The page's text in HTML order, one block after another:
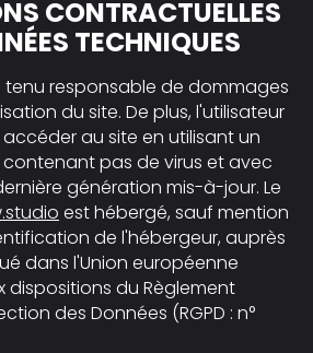
CONTRACTUELLES
TECHNIQUES
tenu responsable de dommages
du site. De plus, l'utilisateur
au site en utilisant un
pas de virus et avec
génération mis-à-jour. Le
est hébergé, sauf mention
de l'hébergeur, auprès
dans l'Union européenne
du Règlement
des Données (RGPD : n°